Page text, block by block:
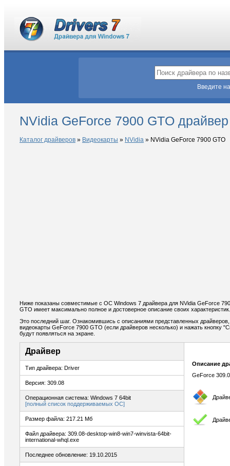
Введите
NVidia GeForce 7900 GTO
Каталог драйверов » Видеокарты » NVidia » NVidia GeForce 7900 GTO
Ниже показаны совместимые с ОС Windows 7 драйвера для NVidia GeForce
GTO имеет максимально полное и достоверное описание своих характеристик.
Это последний шаг. Ознакомившись с описаниями представленных
видеокарты GeForce 7900 GTO (если драйверов несколько) и нажать кнопку
будут появляться на экране.
Драйвер
Тип драйвера: Driver
Версия: 309.08
Операционная система: Windows 7 64bit
[полный список поддерживаемых ОС]
Размер файла: 217.21 Мб
Файл драйвера: 309.08-desktop-win8-win7-winvista-64bit-
international-whql.exe
Последнее обновление: 19.10.2015
Описание
GeForce